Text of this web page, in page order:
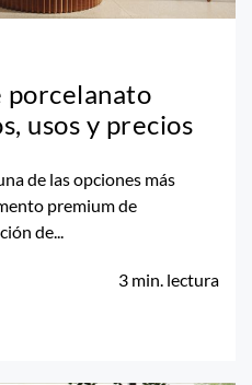
porcelanato
usos y precios
de las opciones más
premium de
de...
3 min. lectura